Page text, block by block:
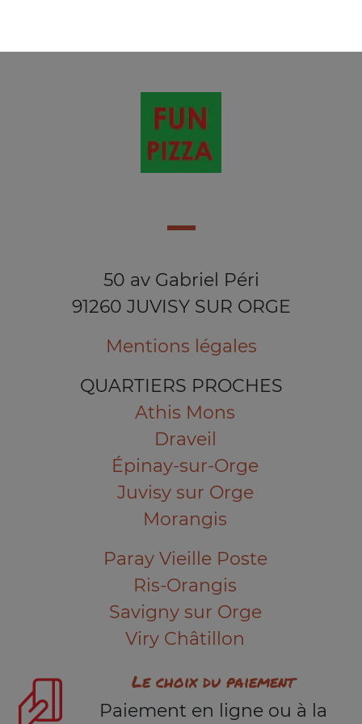
50 av Gabriel Péri
91260 JUVISY SUR ORGE
Mentions légales
QUARTIERS PROCHES
Athis Mons
Draveil
Épinay-sur-Orge
Juvisy sur Orge
Morangis
Paray Vieille Poste
Ris-Orangis
Savigny sur Orge
Viry Châtillon
Le choix du paiement
Paiement en ligne ou à la